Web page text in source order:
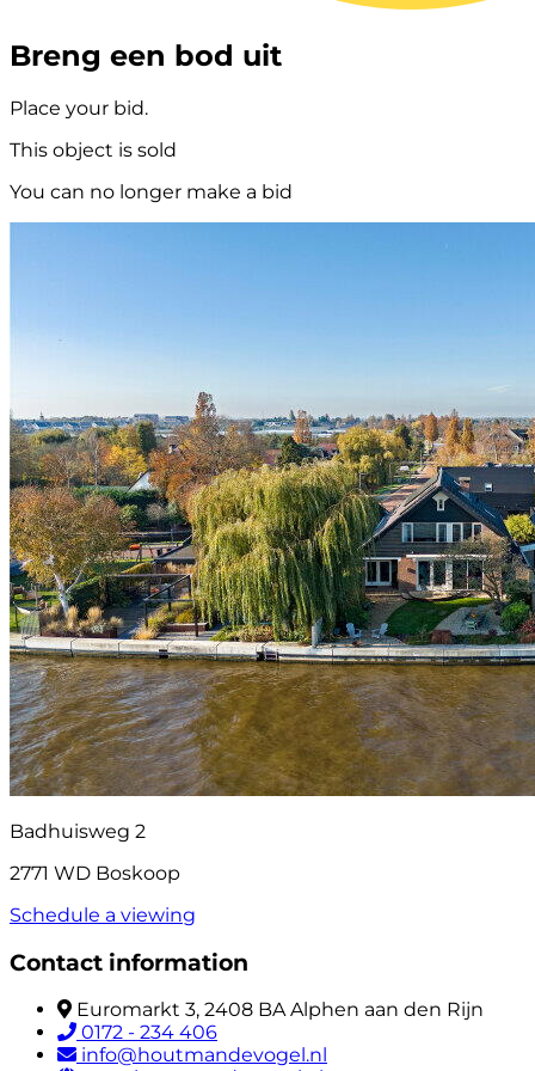
Breng een bod uit
Place your bid.
This object is sold
You can no longer make a bid
Badhuisweg 2
2771 WD Boskoop
Schedule a viewing
Contact information
Euromarkt 3, 2408 BA Alphen aan den Rijn
0172 - 234 406
info@houtmandevogel.nl